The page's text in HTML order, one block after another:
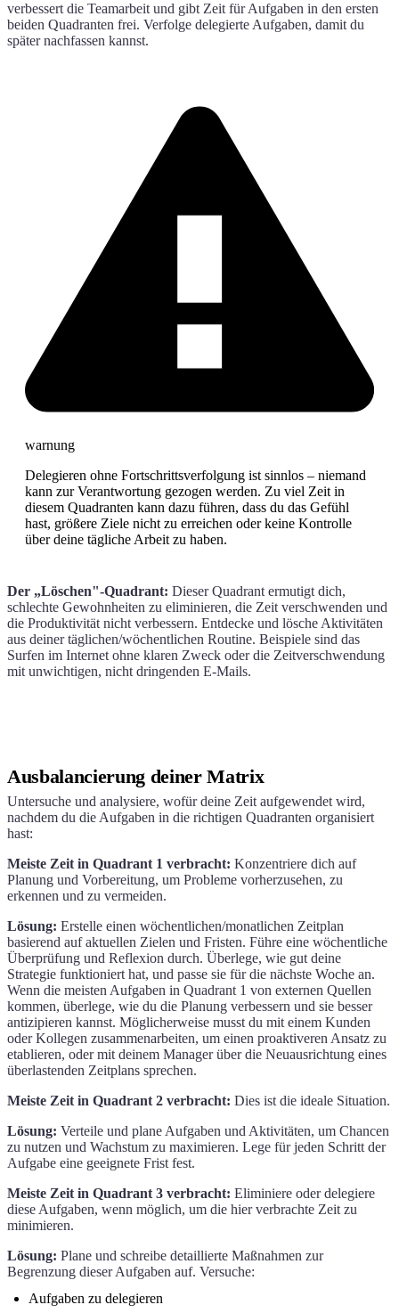
verbessert die Teamarbeit und gibt Zeit für Aufgaben in den ersten
beiden Quadranten frei. Verfolge delegierte Aufgaben, damit du
später nachfassen kannst.
warnung
Delegieren ohne Fortschrittsverfolgung ist sinnlos – niemand
kann zur Verantwortung gezogen werden. Zu viel Zeit in
diesem Quadranten kann dazu führen, dass du das Gefühl
hast, größere Ziele nicht zu erreichen oder keine Kontrolle
über deine tägliche Arbeit zu haben.
Der „Löschen"-Quadrant: Dieser Quadrant ermutigt dich,
schlechte Gewohnheiten zu eliminieren, die Zeit verschwenden und
die Produktivität nicht verbessern. Entdecke und lösche Aktivitäten
aus deiner täglichen/wöchentlichen Routine. Beispiele sind das
Surfen im Internet ohne klaren Zweck oder die Zeitverschwendung
mit unwichtigen, nicht dringenden E-Mails.
Ausbalancierung deiner Matrix
Untersuche und analysiere, wofür deine Zeit aufgewendet wird,
nachdem du die Aufgaben in die richtigen Quadranten organisiert
hast:
Meiste Zeit in Quadrant 1 verbracht: Konzentriere dich auf
Planung und Vorbereitung, um Probleme vorherzusehen, zu
erkennen und zu vermeiden.
Lösung: Erstelle einen wöchentlichen/monatlichen Zeitplan
basierend auf aktuellen Zielen und Fristen. Führe eine wöchentliche
Überprüfung und Reflexion durch. Überlege, wie gut deine
Strategie funktioniert hat, und passe sie für die nächste Woche an.
Wenn die meisten Aufgaben in Quadrant 1 von externen Quellen
kommen, überlege, wie du die Planung verbessern und sie besser
antizipieren kannst. Möglicherweise musst du mit einem Kunden
oder Kollegen zusammenarbeiten, um einen proaktiveren Ansatz zu
etablieren, oder mit deinem Manager über die Neuausrichtung eines
überlastenden Zeitplans sprechen.
Meiste Zeit in Quadrant 2 verbracht: Dies ist die ideale Situation.
Lösung: Verteile und plane Aufgaben und Aktivitäten, um Chancen
zu nutzen und Wachstum zu maximieren. Lege für jeden Schritt der
Aufgabe eine geeignete Frist fest.
Meiste Zeit in Quadrant 3 verbracht: Eliminiere oder delegiere
diese Aufgaben, wenn möglich, um die hier verbrachte Zeit zu
minimieren.
Lösung: Plane und schreibe detaillierte Maßnahmen zur
Begrenzung dieser Aufgaben auf. Versuche:
Aufgaben zu delegieren